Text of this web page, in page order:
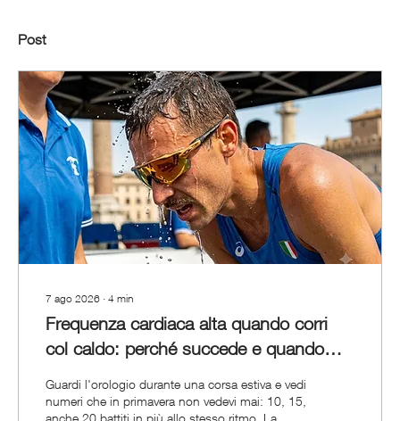
Post
7 ago 2026 ∙ 4 min
Frequenza cardiaca alta quando corri
col caldo: perché succede e quando
Guardi l'orologio durante una corsa estiva e vedi
numeri che in primavera non vedevi mai: 10, 15,
anche 20 battiti in più allo stesso ritmo. La